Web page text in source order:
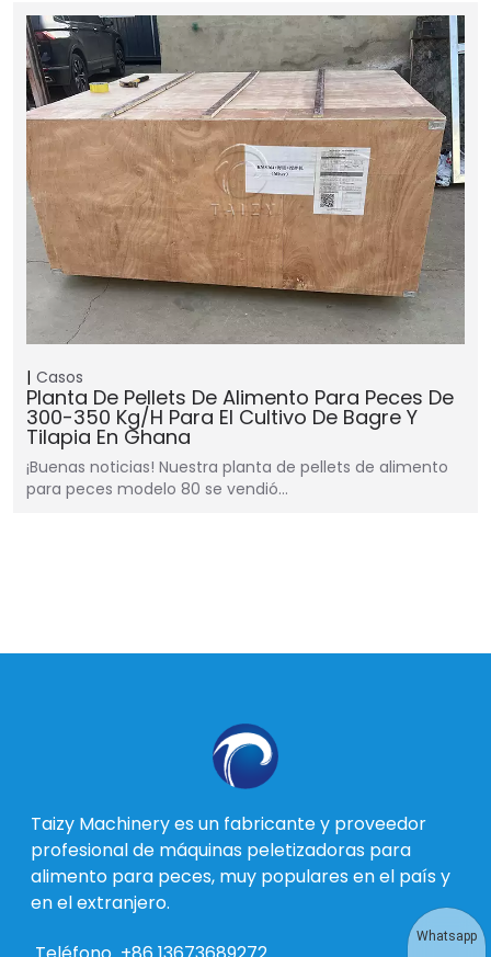
Casos
Planta De Pellets De Alimento Para Peces De
300-350 Kg/h Para El Cultivo De Bagre Y
Tilapia En Ghana
¡Buenas noticias! Nuestra planta de pellets de alimento
para peces modelo 80 se vendió…
Taizy Machinery es un fabricante y proveedor
profesional de máquinas peletizadoras para
alimento para peces, muy populares en el país y
en el extranjero.
Whatsapp